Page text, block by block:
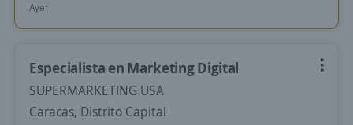
Ayer
Especialista en Marketing Digital
SUPERMARKETING USA
Caracas, Distrito Capital